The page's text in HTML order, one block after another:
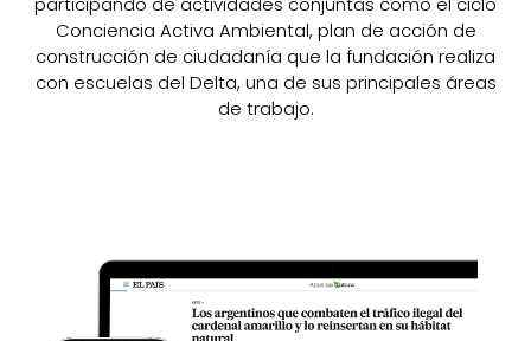
Conciencia Activa Ambiental, plan de acción de
construcción de ciudadanía que la fundación realiza
con escuelas del Delta, una de sus principales áreas
de trabajo.